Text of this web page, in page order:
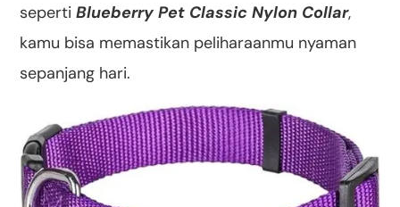
sepertiBlueberry Pet Classic Nylon Collar,
kamu bisa memastikan peliharaanmu nyaman
sepanjang hari.